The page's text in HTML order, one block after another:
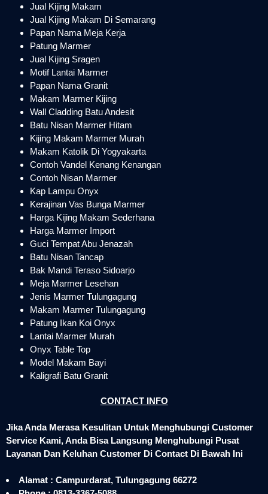
Jual Kijing Makam
Jual Kijing Makam Di Semarang
Papan Nama Meja Kerja
Patung Marmer
Jual Kijing Sragen
Motif Lantai Marmer
Papan Nama Granit
Makam Marmer Kijing
Wall Cladding Batu Andesit
Batu Nisan Marmer Hitam
Kijing Makam Marmer Murah
Makam Katolik Di Yogyakarta
Contoh Vandel Kenang Kenangan
Contoh Nisan Marmer
Kap Lampu Onyx
Kerajinan Vas Bunga Marmer
Harga Kijing Makam Sederhana
Harga Marmer Import
Guci Tempat Abu Jenazah
Batu Nisan Tancap
Bak Mandi Teraso Sidoarjo
Meja Marmer Lesehan
Jenis Marmer Tulungagung
Makam Marmer Tulungagung
Patung Ikan Koi Onyx
Lantai Marmer Murah
Onyx Table Top
Model Makam Bayi
Kaligrafi Batu Granit
CONTACT INFO
Jika Anda Merasa Kesulitan Untuk Menghubungi Customer
Service Kami, Anda Bisa Langsung Menghubungi Pusat
Layanan Dan Keluhan Customer Di Contact Di Bawah Ini
Alamat : Campurdarat, Tulungagung 66272